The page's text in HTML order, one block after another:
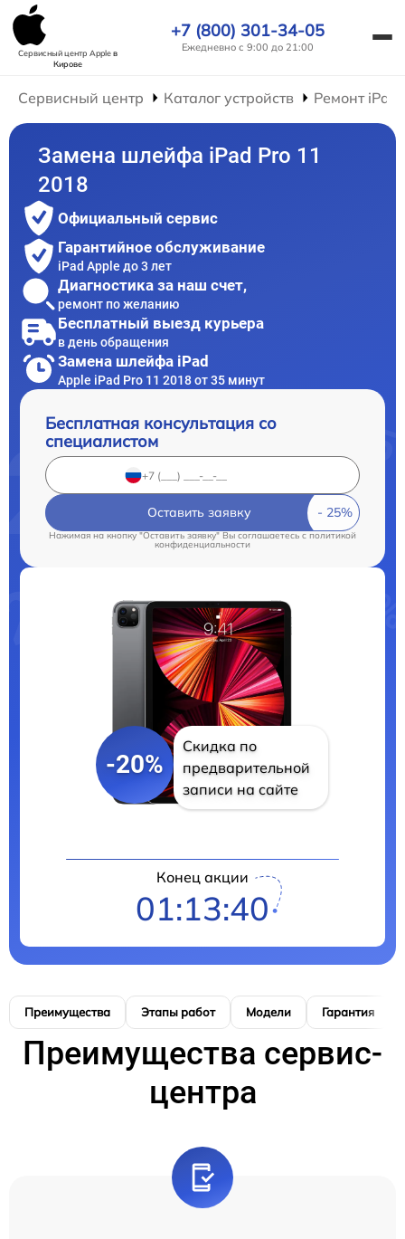
Сервисный центр Appleв
Кирове
+7 (800) 301-34-05
Ежедневно с 9:00 до 21:00
Сервисный центр Каталог устройств Ремонт iPad
Замена шлейфа iPad Pro 11
2018
Официальный сервис
Гарантийное обслуживание
iPad Apple до 3 лет
Диагностика за наш счет,
ремонт по желанию
Бесплатный выезд курьера
в день обращения
Замена шлейфа iPad
Apple iPad Pro 11 2018 от 35 минут
Бесплатная консультация со
специалистом
Оставить заявку
Нажимая на кнопку "Оставить заявку" Вы соглашаетесь cполитикой
конфиденциальности
-20%
Скидка по
предварительной
записи на сайте
Конец акции
01:13:39
Преимущества Этапы работ Модели Гарантия
Преимущества сервис-
центра